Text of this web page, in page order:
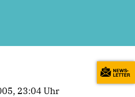
23:04 Uhr